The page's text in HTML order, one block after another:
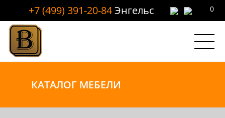
+7 (499) 391-20-84Энгельс 0
КАТАЛОГ МЕБЕЛИ